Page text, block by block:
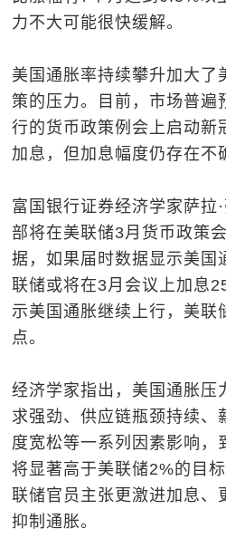
力不大可能很快缓解。
美国通胀率持续攀升加大了
策的压力。目前，市场普遍
行的货币政策例会上启动新
加息，但加息幅度仍存在不
富国银行证券经济学家萨拉
部将在美联储3月货币政策
据，如果届时数据显示美国
联储或将在3月会议上加息
示美国通胀继续上行，美联
点。
经济学家指出，美国通胀压
求强劲、供应链瓶颈持续、
度宽松等一系列因素影响，
将显著高于美联储2%的目
联储官员主张更激进加息、
抑制通胀。